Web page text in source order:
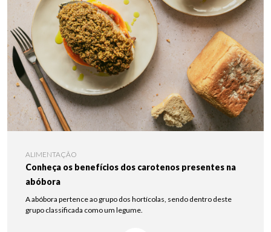
ALIMENTAÇÃO
Conheça os benefícios dos carotenos presentes na
abóbora
A abóbora pertence ao grupo dos hortícolas, sendo dentro deste
grupo classificada como um legume.